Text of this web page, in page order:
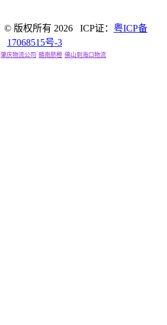
© 版权所有 2026 ICP证： 粤ICP备
17068515号-3
肇庆物流公司 赣南脐橙 佛山到海口物流